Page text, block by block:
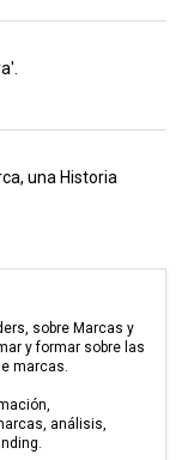
una Historia
sobre Marcas y
y formar sobre las
marcas.
análisis,